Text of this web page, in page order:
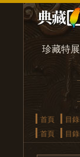
珍藏特展
首頁 目
首頁
目